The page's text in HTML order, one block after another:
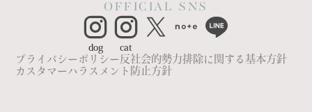
OFFICIAL SNS
dog cat
プライバシーポリシー 反社会的勢力排除に関する基本方針
カスタマーハラスメント防止方針